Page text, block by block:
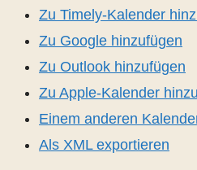
Zu Timely-Kalender
Zu Google hinzufügen
Zu Outlook hinzufügen
Zu Apple-Kalender
Einem anderen
Als XML exportieren